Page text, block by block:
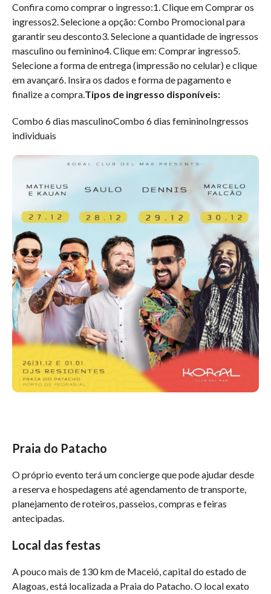
Confira como comprar o ingresso:1. Clique em Comprar os
ingressos2. Selecione a opção: Combo Promocional para
garantir seu desconto3. Selecione a quantidade de ingressos
masculino ou feminino4. Clique em: Comprar ingresso5.
Selecione a forma de entrega (impressão no celular) e clique
em avançar6. Insira os dados e forma de pagamento e
finalize a compra.Tipos de ingresso disponíveis:
Combo 6 dias masculinoCombo 6 dias femininoIngressos
individuais
Praia do Patacho
O próprio evento terá um concierge que pode ajudar desde
a reserva e hospedagens até agendamento de transporte,
planejamento de roteiros, passeios, compras e feiras
antecipadas.
Local das festas
A pouco mais de 130 km de Maceió, capital do estado de
Alagoas, está localizada a Praia do Patacho. O local exato